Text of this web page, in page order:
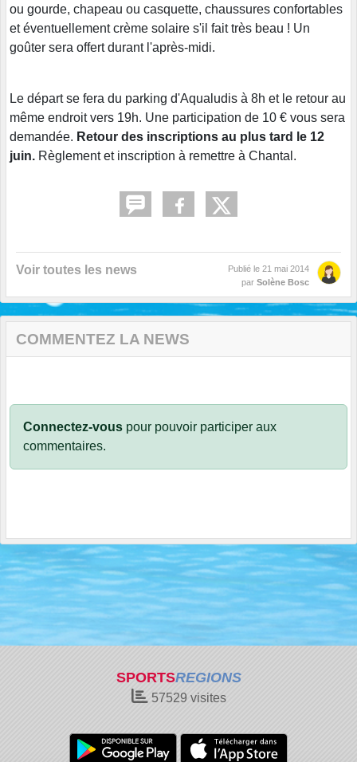
ou gourde, chapeau ou casquette, chaussures confortables
et éventuellement crème solaire s'il fait très beau ! Un
goûter sera offert durant l'après-midi.
Le départ se fera du parking d'Aqualudis à 8h et le retour au
même endroit vers 19h. Une participation de 10 € vous sera
demandée. Retour des inscriptions au plus tard le 12
juin. Règlement et inscription à remettre à Chantal.
Voir toutes les news Publié le 21 mai 2014
par Solène Bosc
COMMENTEZ LA NEWS
Connectez-vous pour pouvoir participer aux
commentaires.
SPORTSREGIONS
57529 visites